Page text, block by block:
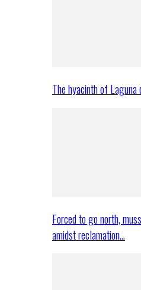
The hyacinth of Laguna
Forced to go north,
amidst reclamation…